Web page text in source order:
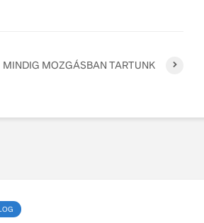
MINDIG MOZGÁSBAN TARTUNK